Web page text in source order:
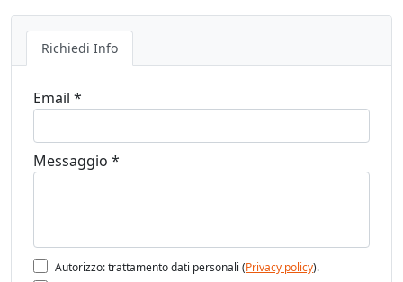
Richiedi Info
Email *
Messaggio *
Autorizzo: trattamento dati personali (Privacy policy).